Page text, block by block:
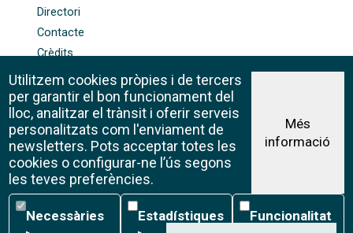
Directori
Contacte
Crèdits
Política de galetes
Avís legal
©CRAI Universitat de Barcelona
Creative Commons 4.0
Utilitzem cookies pròpies i de tercers
per garantir el bon funcionament del
lloc, analitzar el trànsit i oferir serveis
personalitzats com l'enviament de
newsletters. Pots acceptar totes les
cookies o configurar-ne l’ús segons
les teves preferències.
Més
informació
Necessàries
Necessàries
Estadístiques
Estadístiques
Funcionalitat
Funcionalitat